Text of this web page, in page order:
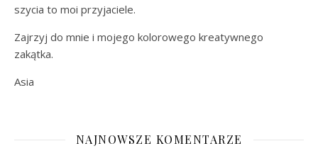
szycia to moi przyjaciele.
Zajrzyj do mnie i mojego kolorowego kreatywnego
zakątka.
Asia
NAJNOWSZE KOMENTARZE